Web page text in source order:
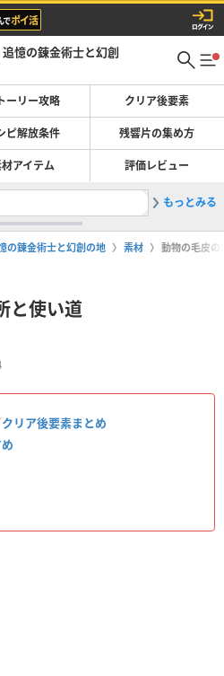
憶の錬金術士と幻創
ーリー攻略 クリア後要素
ピ解放条件 残響片の集め方
アイテム 評価レビュー
2シック
もっとみる
の錬金術士と幻創の地 素材 動物の毛皮の
と使い道
クリア後要素まとめ